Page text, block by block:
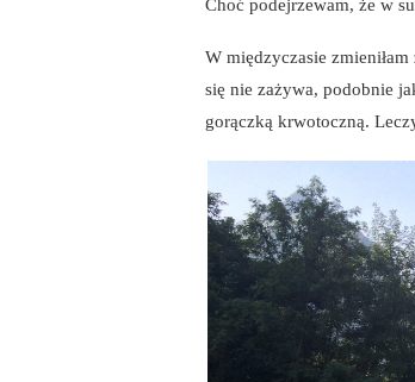
Choć podejrzewam, że w
W międzyczasie
się nie zażywa, podobnie
gorączką krwotoczną.